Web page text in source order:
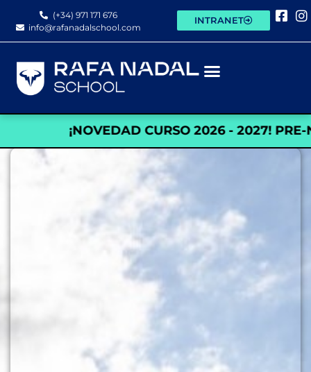
contenido(+34) 971 171 676
info@rafanadalschool.com
INTRANET
¡NOVEDAD CURSO 2026 - 2027! PRE-